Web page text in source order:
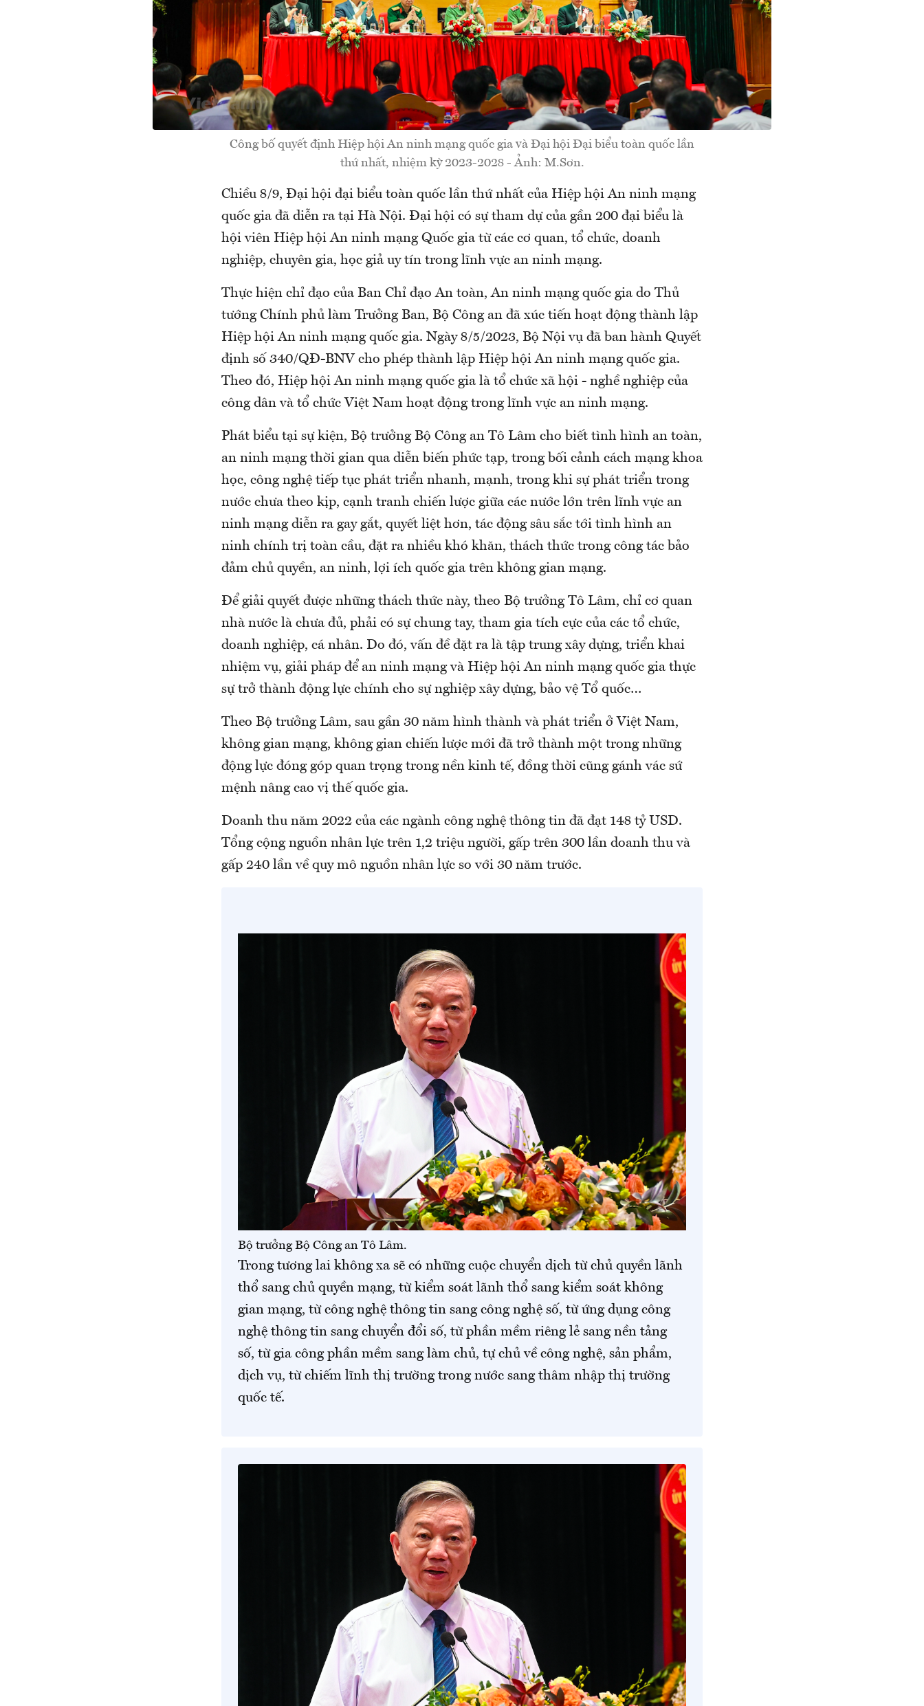
Công bố quyết định Hiệp hội An ninh mạng quốc gia và Đại hội Đại biểu toàn quốc lần
thứ nhất, nhiệm kỳ 2023-2028 - Ảnh: M.Sơn.
Chiều 8/9, Đại hội đại biểu toàn quốc lần thứ nhất của Hiệp hội An ninh mạng
quốc gia đã diễn ra tại Hà Nội. Đại hội có sự tham dự của gần 200 đại biểu là
hội viên Hiệp hội An ninh mạng Quốc gia từ các cơ quan, tổ chức, doanh
nghiệp, chuyên gia, học giả uy tín trong lĩnh vực an ninh mạng.
Thực hiện chỉ đạo của Ban Chỉ đạo An toàn, An ninh mạng quốc gia do Thủ
tướng Chính phủ làm Trưởng Ban, Bộ Công an đã xúc tiến hoạt động thành lập
Hiệp hội An ninh mạng quốc gia. Ngày 8/5/2023, Bộ Nội vụ đã ban hành Quyết
định số 340/QĐ-BNV cho phép thành lập Hiệp hội An ninh mạng quốc gia.
Theo đó, Hiệp hội An ninh mạng quốc gia là tổ chức xã hội - nghề nghiệp của
công dân và tổ chức Việt Nam hoạt động trong lĩnh vực an ninh mạng.
Phát biểu tại sự kiện, Bộ trưởng Bộ Công an Tô Lâm cho biết tình hình an toàn,
an ninh mạng thời gian qua diễn biến phức tạp, trong bối cảnh cách mạng khoa
học, công nghệ tiếp tục phát triển nhanh, mạnh, trong khi sự phát triển trong
nước chưa theo kịp, cạnh tranh chiến lược giữa các nước lớn trên lĩnh vực an
ninh mạng diễn ra gay gắt, quyết liệt hơn, tác động sâu sắc tới tình hình an
ninh chính trị toàn cầu, đặt ra nhiều khó khăn, thách thức trong công tác bảo
đảm chủ quyền, an ninh, lợi ích quốc gia trên không gian mạng.
Để giải quyết được những thách thức này, theo Bộ trưởng Tô Lâm, chỉ cơ quan
nhà nước là chưa đủ, phải có sự chung tay, tham gia tích cực của các tổ chức,
doanh nghiệp, cá nhân. Do đó, vấn đề đặt ra là tập trung xây dựng, triển khai
nhiệm vụ, giải pháp để an ninh mạng và Hiệp hội An ninh mạng quốc gia thực
sự trở thành động lực chính cho sự nghiệp xây dựng, bảo vệ Tổ quốc…
Theo Bộ trưởng Lâm, sau gần 30 năm hình thành và phát triển ở Việt Nam,
không gian mạng, không gian chiến lược mới đã trở thành một trong những
động lực đóng góp quan trọng trong nền kinh tế, đồng thời cũng gánh vác sứ
mệnh nâng cao vị thế quốc gia.
Doanh thu năm 2022 của các ngành công nghệ thông tin đã đạt 148 tỷ USD.
Tổng cộng nguồn nhân lực trên 1,2 triệu người, gấp trên 300 lần doanh thu và
gấp 240 lần về quy mô nguồn nhân lực so với 30 năm trước.
Bộ trưởng Bộ Công an Tô Lâm.
Trong tương lai không xa sẽ có những cuộc chuyển dịch từ chủ quyền lãnh
thổ sang chủ quyền mạng, từ kiểm soát lãnh thổ sang kiểm soát không
gian mạng, từ công nghệ thông tin sang công nghệ số, từ ứng dụng công
nghệ thông tin sang chuyển đổi số, từ phần mềm riêng lẻ sang nền tảng
số, từ gia công phần mềm sang làm chủ, tự chủ về công nghệ, sản phẩm,
dịch vụ, từ chiếm lĩnh thị trường trong nước sang thâm nhập thị trường
quốc tế.